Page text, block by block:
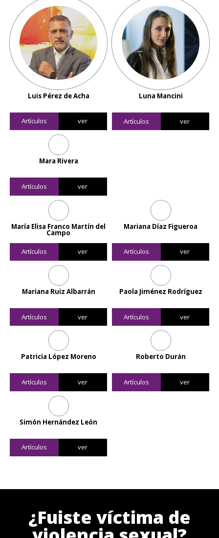
Luis Pérez de Acha
Artículos ver
Luna Mancini
Artículos ver
Mara Rivera
Artículos ver
María Elisa Franco Martín del
Campo
Artículos ver
Mariana Díaz Figueroa
Artículos ver
Mariana Ruiz Albarrán
Artículos ver
Paola Jiménez Rodríguez
Artículos ver
Patricia López Moreno
Artículos ver
Roberto Durán
Artículos ver
Simón Hernández León
Artículos ver
¿Fuiste víctima de